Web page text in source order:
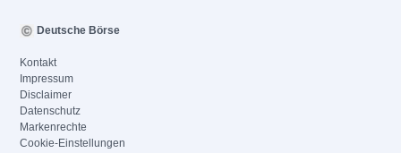
Deutsche Börse
Kontakt
Impressum
Disclaimer
Datenschutz
Markenrechte
Cookie-Einstellungen